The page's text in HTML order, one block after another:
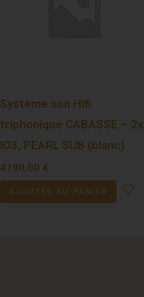
Système son Hifi
triphonique CABASSE – 2x
IO3, PEARL SUB (blanc)
4190,00 €
AJOUTER AU PANIER